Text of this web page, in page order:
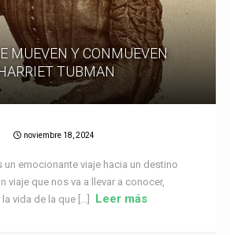
MUEVEN Y CONMUEVEN
TUBMAN
noviembre 18, 2024
un emocionante viaje hacia un destino
viaje que nos va a llevar a conocer,
vida de la que [...]
Leer más